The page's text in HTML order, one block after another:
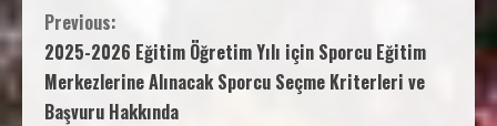
Previous:
2025-2026 Eğitim Öğretim Yılı için Sporcu Eğitim
Merkezlerine Alınacak Sporcu Seçme Kriterleri ve
Başvuru Hakkında